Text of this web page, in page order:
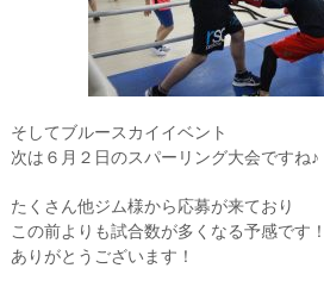
そしてブルースカイイベント
次は６月２日のスパーリング大会ですね♪
たくさん他ジム様から応募が来ており
この前よりも試合数が多くなる予感です！
ありがとうございます！